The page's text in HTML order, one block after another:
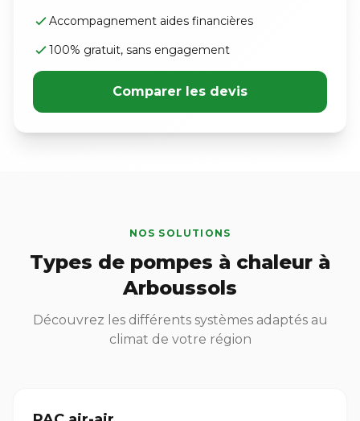
Accompagnement aides financières
100% gratuit, sans engagement
Comparer les devis
NOS SOLUTIONS
Types de pompes à chaleur à
Arboussols
Découvrez les différents systèmes adaptés au
climat de votre région